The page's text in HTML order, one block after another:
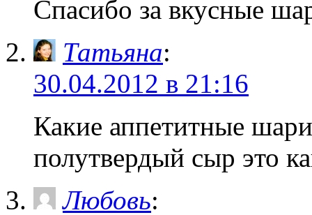
Спасибо за вкусные
Татьяна:
30.04.2012 в 21:16
Какие аппетитные
полутвердый сыр это
Любовь: